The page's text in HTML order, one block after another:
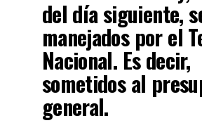
del día siguiente,
manejados por el
Nacional. Es decir,
sometidos al
general.